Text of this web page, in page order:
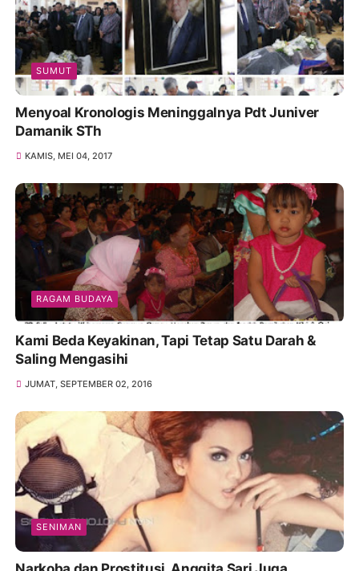
SUMUT
Menyoal Kronologis Meninggalnya Pdt Juniver
Damanik STh
KAMIS, MEI 04, 2017
RAGAM BUDAYA
Kami Beda Keyakinan, Tapi Tetap Satu Darah &
Saling Mengasihi
JUMAT, SEPTEMBER 02, 2016
SENIMAN